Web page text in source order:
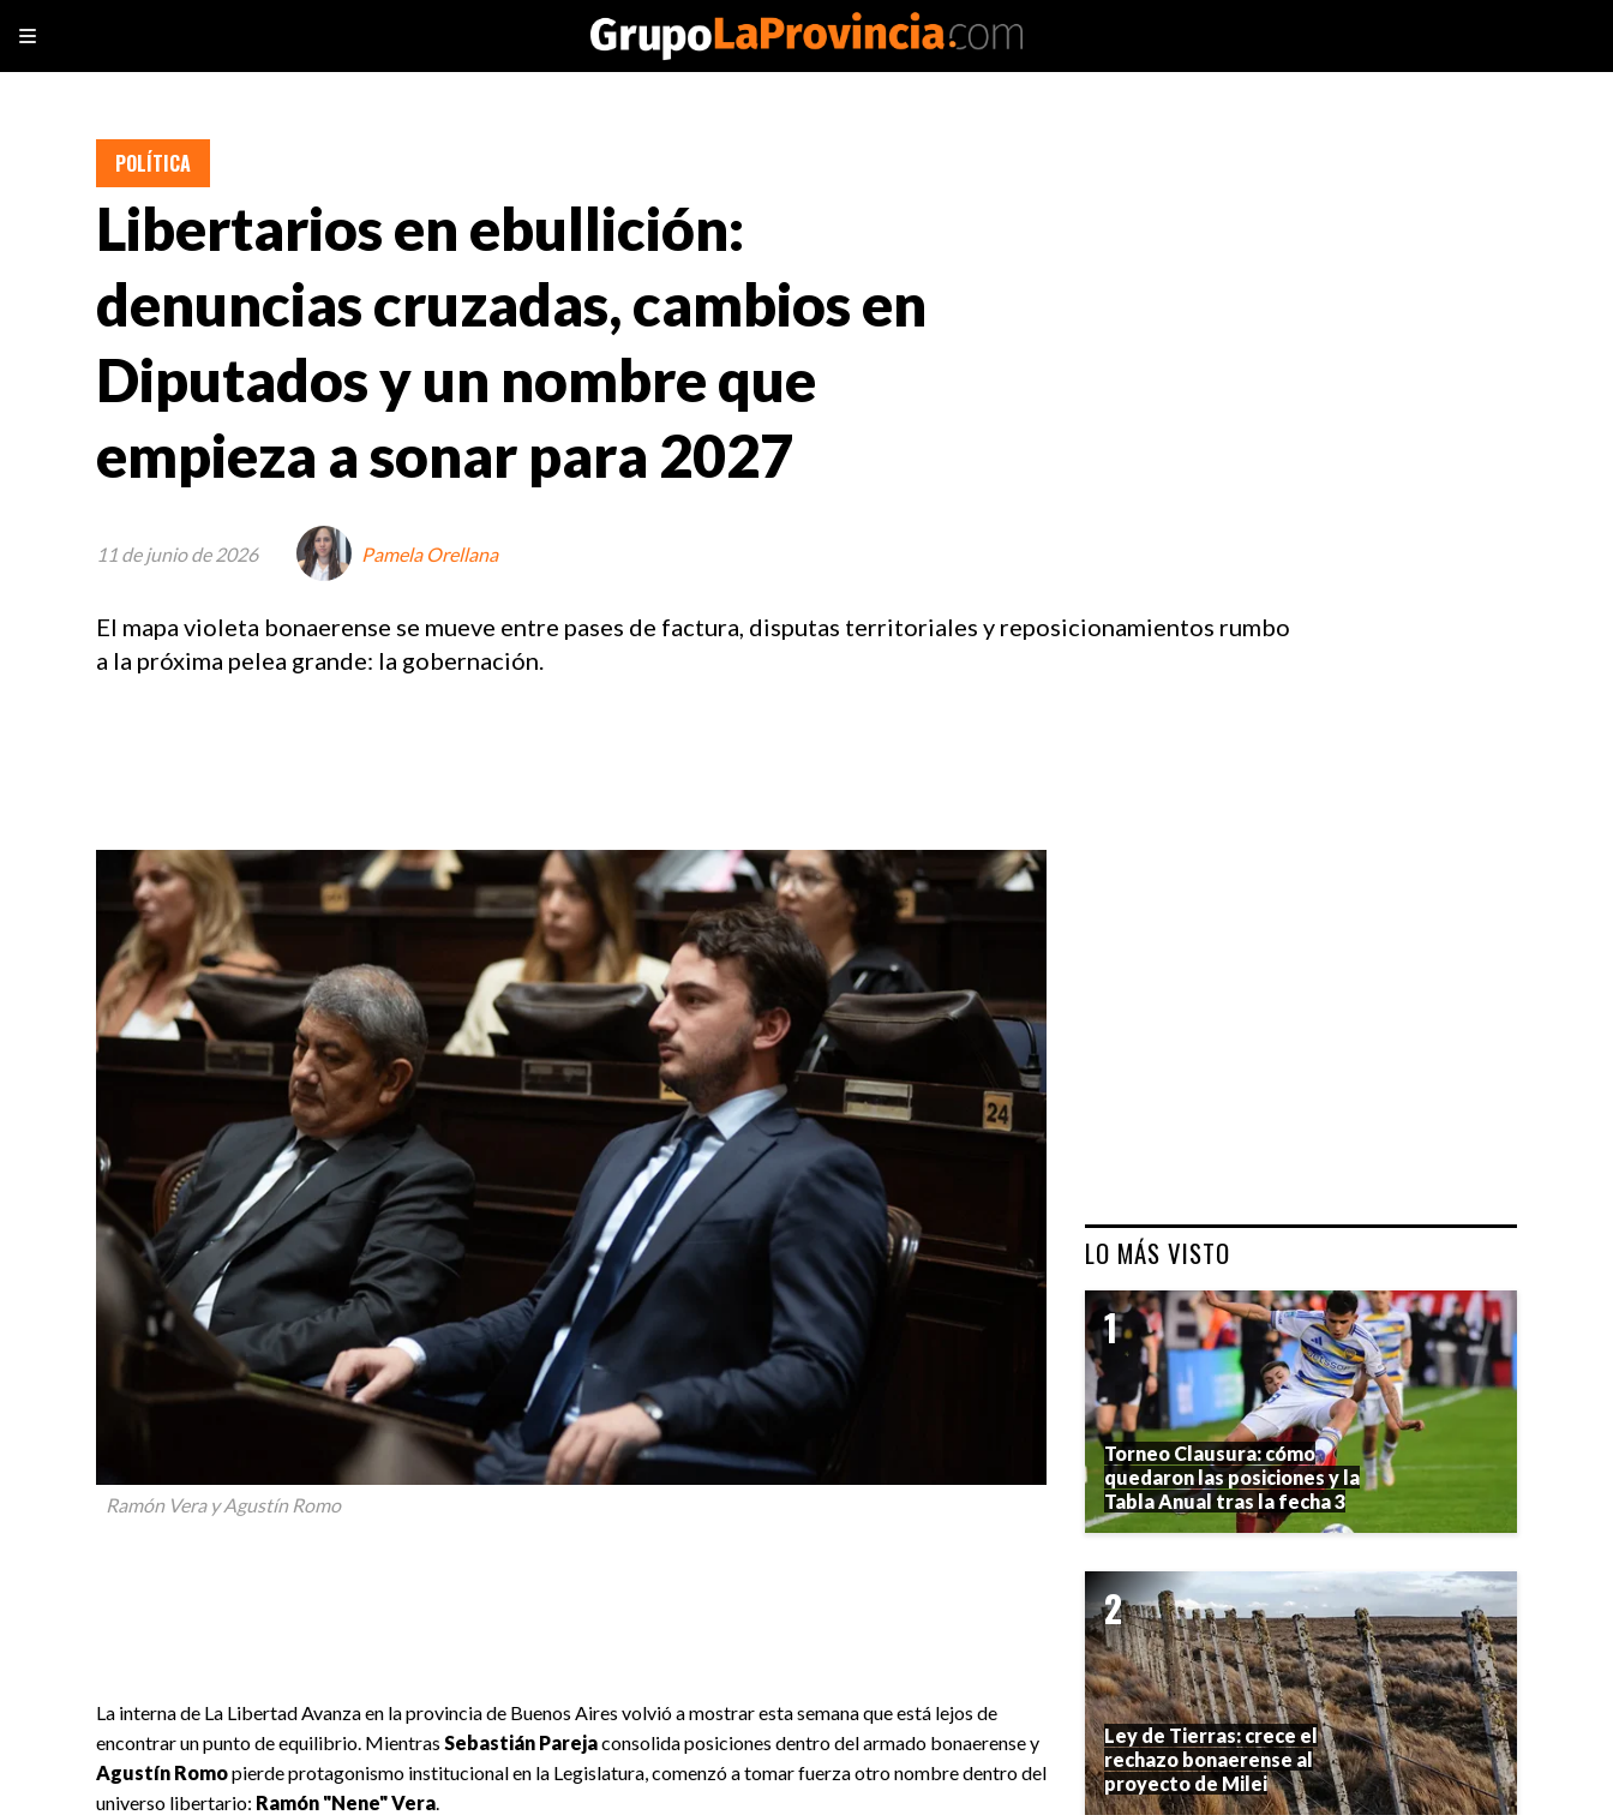
Libertarios en ebullición:
denuncias cruzadas, cambios en
Diputados y un nombre que
empieza a sonar para 2027
El mapa violeta bonaerense se mueve entre pases de factura, disputas territoriales y reposicionamientos rumbo
a la próxima pelea grande: la gobernación.
POLÍTICA
11 de junio de 2026 Pamela Orellana
Ramón Vera y Agustín Romo
La interna de La Libertad Avanza en la provincia de Buenos Aires volvió a mostrar esta semana que está lejos de
encontrar un punto de equilibrio. Mientras Sebastián Parejaconsolida posiciones dentro del armado bonaerense y
Agustín Romopierde protagonismo institucional en la Legislatura, comenzó a tomar fuerza otro nombre dentro del
universo libertario: Ramón "Nene" Vera.
LO MÁS VISTO
Torneo Clausura: cómo
quedaron las posiciones y la
Tabla Anual tras la fecha 3
Ley de Tierras: crece el
rechazo bonaerense al
proyecto de Milei